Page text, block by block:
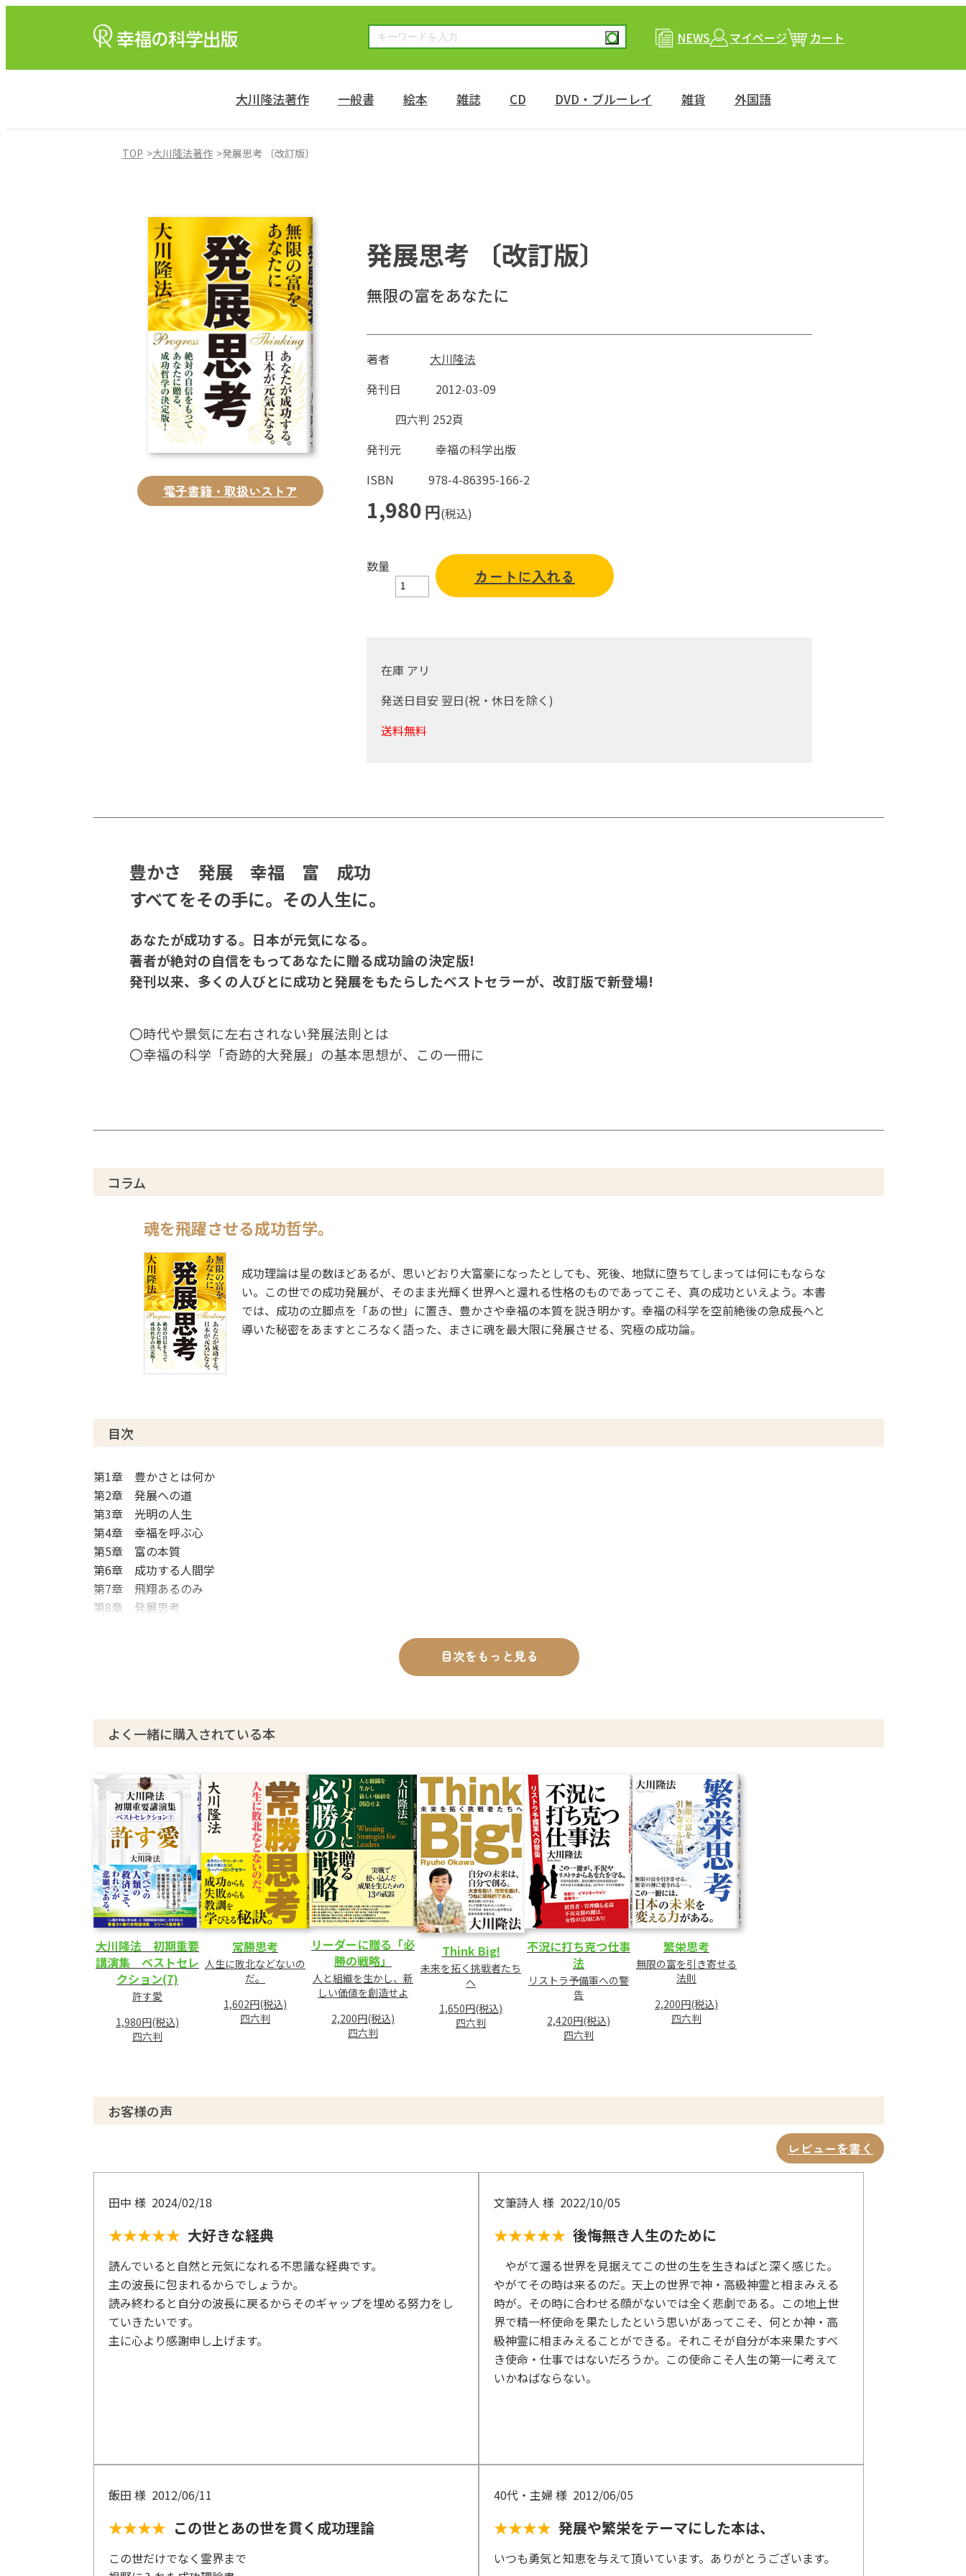
NEWS マイページ カート
大川隆法著作 一般書 絵本 雑誌 CD DVD・ブルーレイ 雑貨 外国語
TOP 大川隆法著作 発展思考 〔改訂版〕
電子書籍・取扱いストア
発展思考 〔改訂版〕
無限の富をあなたに
著者
大川隆法
発刊日
2012-03-09
四六判 252頁
発刊元
幸福の科学出版
ISBN
978-4-86395-166-2
1,980円(税込)
数量
カートに入れる
在庫 アリ
発送日目安 翌日(祝・休日を除く)
送料無料
豊かさ 発展 幸福 富 成功
すべてをその手に。その人生に。
あなたが成功する。日本が元気になる。
著者が絶対の自信をもってあなたに贈る成功論の決定版!
発刊以来、多くの人びとに成功と発展をもたらしたベストセラーが、改訂版で新登場!
〇時代や景気に左右されない発展法則とは
〇幸福の科学「奇跡的大発展」の基本思想が、この一冊に
コラム
魂を飛躍させる成功哲学。
成功理論は星の数ほどあるが、思いどおり大富豪になったとしても、死後、地獄に堕ちてしまっては何にもならな
い。この世での成功発展が、そのまま光輝く世界へと還れる性格のものであってこそ、真の成功といえよう。本書
では、成功の立脚点を「あの世」に置き、豊かさや幸福の本質を説き明かす。幸福の科学を空前絶後の急成長へと
導いた秘密をあますところなく語った、まさに魂を最大限に発展させる、究極の成功論。
目次
第1章 豊かさとは何か
第2章 発展への道
第3章 光明の人生
第4章 幸福を呼ぶ心
第5章 富の本質
第6章 成功する人間学
第7章 飛翔あるのみ
第8章 発展思考
目次をもっと見る
よく一緒に購入されている本
大川隆法 初期重要
講演集 ベストセレ
クション(7)
許す愛
1,980円(税込)
四六判
常勝思考
人生に敗北などないの
だ。
1,602円(税込)
四六判
リーダーに贈る「必
勝の戦略」
人と組織を生かし、新
しい価値を創造せよ
2,200円(税込)
四六判
Think Big!
未来を拓く挑戦者たち
へ
1,650円(税込)
四六判
不況に打ち克つ仕事
法
リストラ予備軍への警
告
2,420円(税込)
四六判
繁栄思考
無限の富を引き寄せる
法則
2,200円(税込)
四六判
お客様の声
レビューを書く
田中 様 2024/02/18
★★★★★ 大好きな経典
読んでいると自然と元気になれる不思議な経典です。
主の波長に包まれるからでしょうか。
読み終わると自分の波長に戻るからそのギャップを埋める努力をし
ていきたいです。
主に心より感謝申し上げます。
文筆詩人 様 2022/10/05
★★★★★ 後悔無き人生のために
やがて還る世界を見据えてこの世の生を生きねばと深く感じた。
やがてその時は来るのだ。天上の世界で神・高級神霊と相まみえる
時が。その時に合わせる顔がないでは全く悲劇である。この地上世
界で精一杯使命を果たしたという思いがあってこそ、何とか神・高
級神霊に相まみえることができる。それこそが自分が本来果たすべ
き使命・仕事ではないだろうか。この使命こそ人生の第一に考えて
いかねばならない。
飯田 様 2012/06/11
★★★★ この世とあの世を貫く成功理論
この世だけでなく霊界まで
40代・主婦 様 2012/06/05
★★★★ 発展や繁栄をテーマにした本は、
いつも勇気と知恵を与えて頂いています。ありがとうございます。